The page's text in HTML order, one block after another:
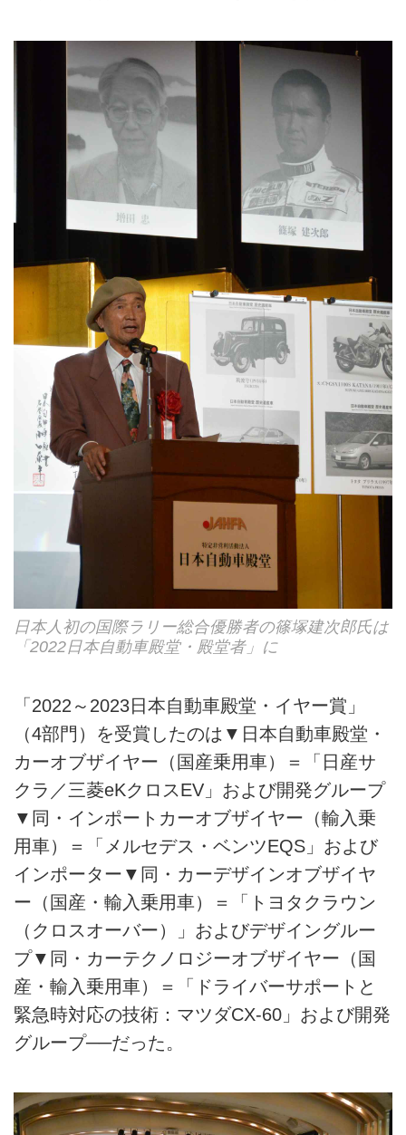
日本人初の国際ラリー総合優勝者の篠塚建次郎氏は
「2022日本自動車殿堂・殿堂者」に
「2022～2023日本自動車殿堂・イヤー賞」
（4部門）を受賞したのは▼日本自動車殿堂・
カーオブザイヤー（国産乗用車）＝「日産サ
クラ／三菱eKクロスEV」および開発グループ
▼同・インポートカーオブザイヤー（輸入乗
用車）＝「メルセデス・ベンツEQS」および
インポーター▼同・カーデザインオブザイヤ
ー（国産・輸入乗用車）＝「トヨタクラウン
（クロスオーバー）」およびデザイングルー
プ▼同・カーテクノロジーオブザイヤー（国
産・輸入乗用車）＝「ドライバーサポートと
緊急時対応の技術：マツダCX-60」および開発
グループ──だった。